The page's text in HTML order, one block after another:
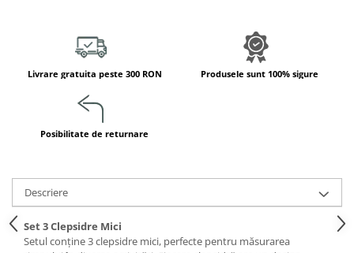
Jucării de sortare
Dezvoltare psihomotrica
Dezvoltare proprioceptiva
Dezvoltare vestibulara
Module din burete
Motricitate fina
Motricitate grosiera
Recunoasterea formelor
Livrare gratuita peste 300 RON Produsele sunt 100% sigure
Posibilitate de returnare
Descriere
Set 3 Clepsidre Mici
Setul conține 3 clepsidre mici, perfecte pentru măsurarea